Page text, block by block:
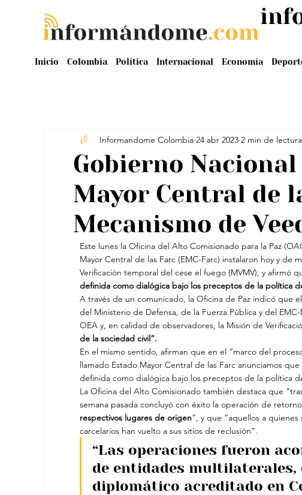
Inicio Colombia Política Internacional Economía
Gobierno
Mayor Central de
Mecanismo de
Informandome Colombia 24 abr 2023 2 min de lectura
Este lunes la Oficina del Alto Comisionado para la Paz
Mayor Central de las Farc (EMC-Farc) instalaron hoy y de
Verificación temporal del cese el fuego (MVMV), y afirmó
definida como dialógica bajo los preceptos de la política
A través de un comunicado, la Oficina de Paz indicó que
del Ministerio de Defensa, de la Fuerza Pública y del
OEA y, en calidad de observadores, la Misión de
de la sociedad civil”.
En el mismo sentido, afirman que en el “marco del
llamado Estado Mayor Central de las Farc anunciamos
definida como dialógica bajo los preceptos de la política
La Oficina del Alto Comisionado también destaca que
semana pasada concluyó con éxito la operación de
respectivos lugares de origen”, y que “aquellos a
carcelarios han vuelto a sus sitios de reclusión”.
“Las operaciones fueron
de entidades multilaterales,
diplomático acreditado en